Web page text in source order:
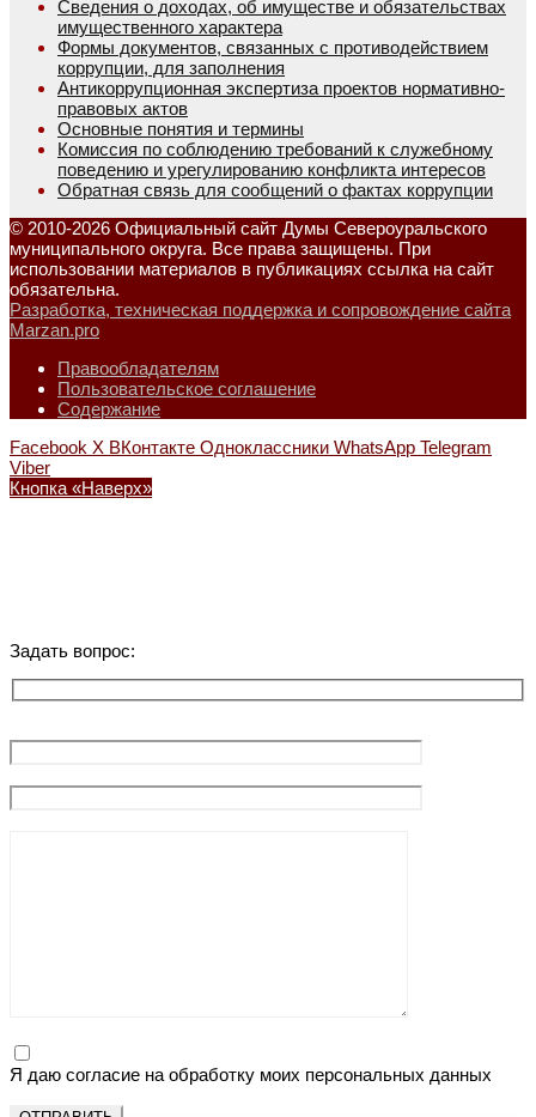
Сведения о доходах, об имуществе и обязательствах
имущественного характера
Формы документов, связанных с противодействием
коррупции, для заполнения
Антикоррупционная экспертиза проектов нормативно-
правовых актов
Основные понятия и термины
Комиссия по соблюдению требований к служебному
поведению и урегулированию конфликта интересов
Обратная связь для сообщений о фактах коррупции
© 2010-2026 Официальный сайт Думы Североуральского
муниципального округа. Все права защищены. При
использовании материалов в публикациях ссылка на сайт
обязательна.
Разработка, техническая поддержка и сопровождение сайта
Marzan.pro
Правообладателям
Пользовательское соглашение
Содержание
Facebook X ВКонтакте Одноклассники WhatsApp Telegram
Viber
Кнопка «Наверх»
Задать вопрос:
Я даю согласие на обработку моих персональных данных